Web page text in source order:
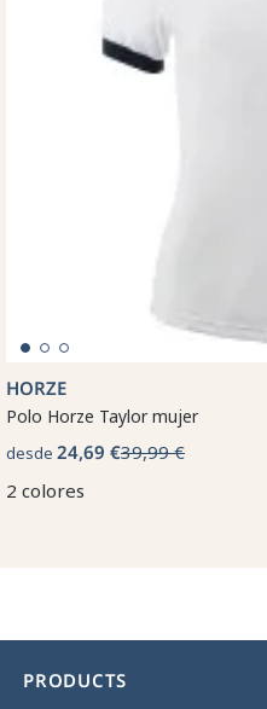
HORZE
Polo Horze Taylor mujer
desde 24,69 €39,99 €
2 colores
PRODUCTS